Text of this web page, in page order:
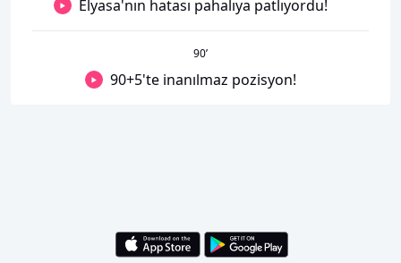
Elyasa'nın hatası pahalıya patlıyordu!
90’
90+5'te inanılmaz pozisyon!